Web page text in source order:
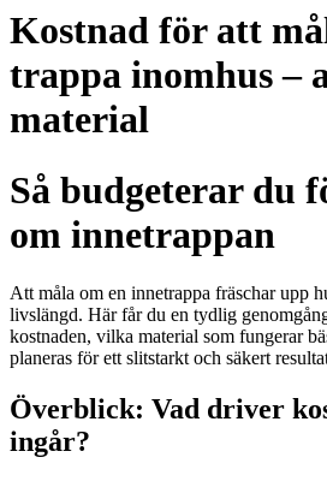
Kostnad för att
trappa inomhus –
material
Så budgeterar du
om innetrappan
Att måla om en innetrappa fräschar upp
livslängd. Här får du en tydlig
kostnaden, vilka material som fungerar
planeras för ett slitstarkt och säkert
Överblick: Vad driver
ingår?